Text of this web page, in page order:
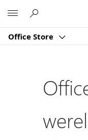
Office Store